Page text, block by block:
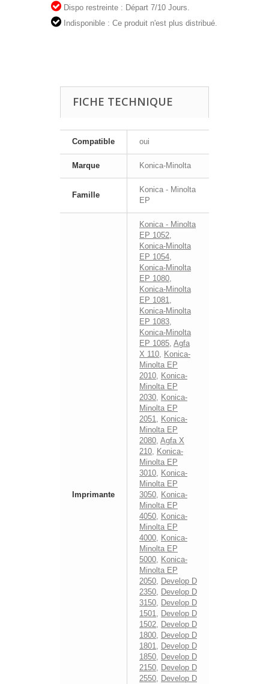
Dispo restreinte : Départ 7/10 Jours.
Indisponible : Ce produit n'est plus distribué.
FICHE TECHNIQUE
Compatible oui
Marque Konica-Minolta
Famille
Konica - Minolta
EP
Imprimante
Konica - Minolta
EP 1052,
Konica-Minolta
EP 1054,
Konica-Minolta
EP 1080,
Konica-Minolta
EP 1081,
Konica-Minolta
EP 1083,
Konica-Minolta
EP 1085, Agfa
X 110, Konica-
Minolta EP
2010, Konica-
Minolta EP
2030, Konica-
Minolta EP
2051, Konica-
Minolta EP
2080, Agfa X
210, Konica-
Minolta EP
3010, Konica-
Minolta EP
3050, Konica-
Minolta EP
4050, Konica-
Minolta EP
4000, Konica-
Minolta EP
5000, Konica-
Minolta EP
2050, Develop D
2350, Develop D
3150, Develop D
1501, Develop D
1502, Develop D
1800, Develop D
1801, Develop D
1850, Develop D
2150, Develop D
2550, Develop D